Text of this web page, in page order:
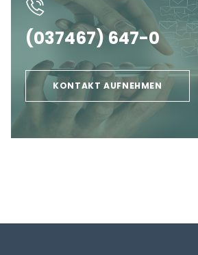
(037467) 647-0
KONTAKT AUFNEHMEN